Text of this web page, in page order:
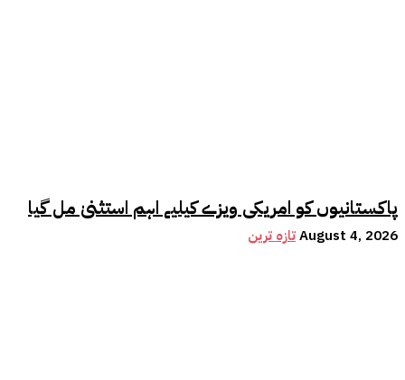
پاکستانیوں کو امریکی ویزے کیلیے اہم استثنیٰ مل گیا
تازہ ترینAugust 4, 2026